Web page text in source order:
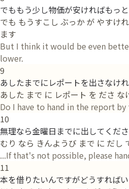
でももう少し物価が安ければもっ
でも もうすこし ぶっか が やすけ
ます
But I think it would be even
lower.
9
あしたまでにレポートを出さなけ
あした まで に レポート を ださ
Do I have to hand in the report
10
無理なら金曜日までに出してくだ
むり なら きんようび まで に だし
...If that's not possible, please
11
本を借りたいんですがどうすれば